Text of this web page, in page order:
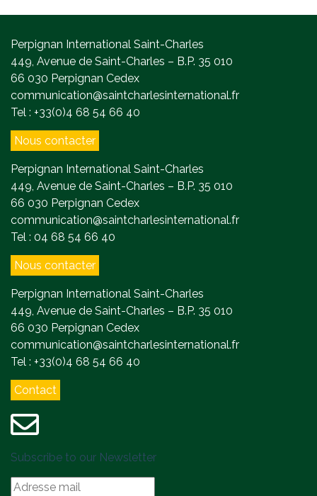
Perpignan International Saint-Charles
449, Avenue de Saint-Charles – B.P. 35 010
66 030 Perpignan Cedex
communication@saintcharlesinternational.fr
Tel : +33(0)4 68 54 66 40
Nous contacter
Perpignan International Saint-Charles
449, Avenue de Saint-Charles – B.P. 35 010
66 030 Perpignan Cedex
communication@saintcharlesinternational.fr
Tel : 04 68 54 66 40
Nous contacter
Perpignan International Saint-Charles
449, Avenue de Saint-Charles – B.P. 35 010
66 030 Perpignan Cedex
communication@saintcharlesinternational.fr
Tel : +33(0)4 68 54 66 40
Contact
Subscribe to our Newsletter